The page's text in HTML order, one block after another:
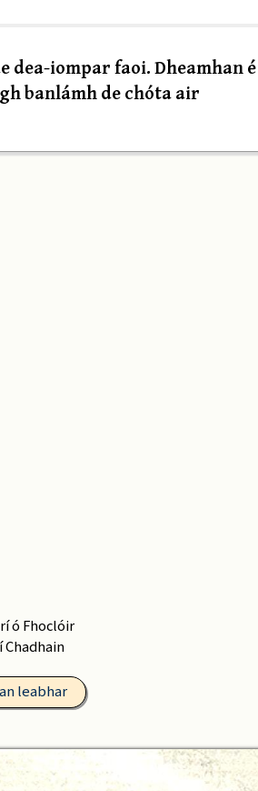
dea-iompar faoi. Dheamhan
banlámh de chóta air
ó Fhoclóir
leabhar